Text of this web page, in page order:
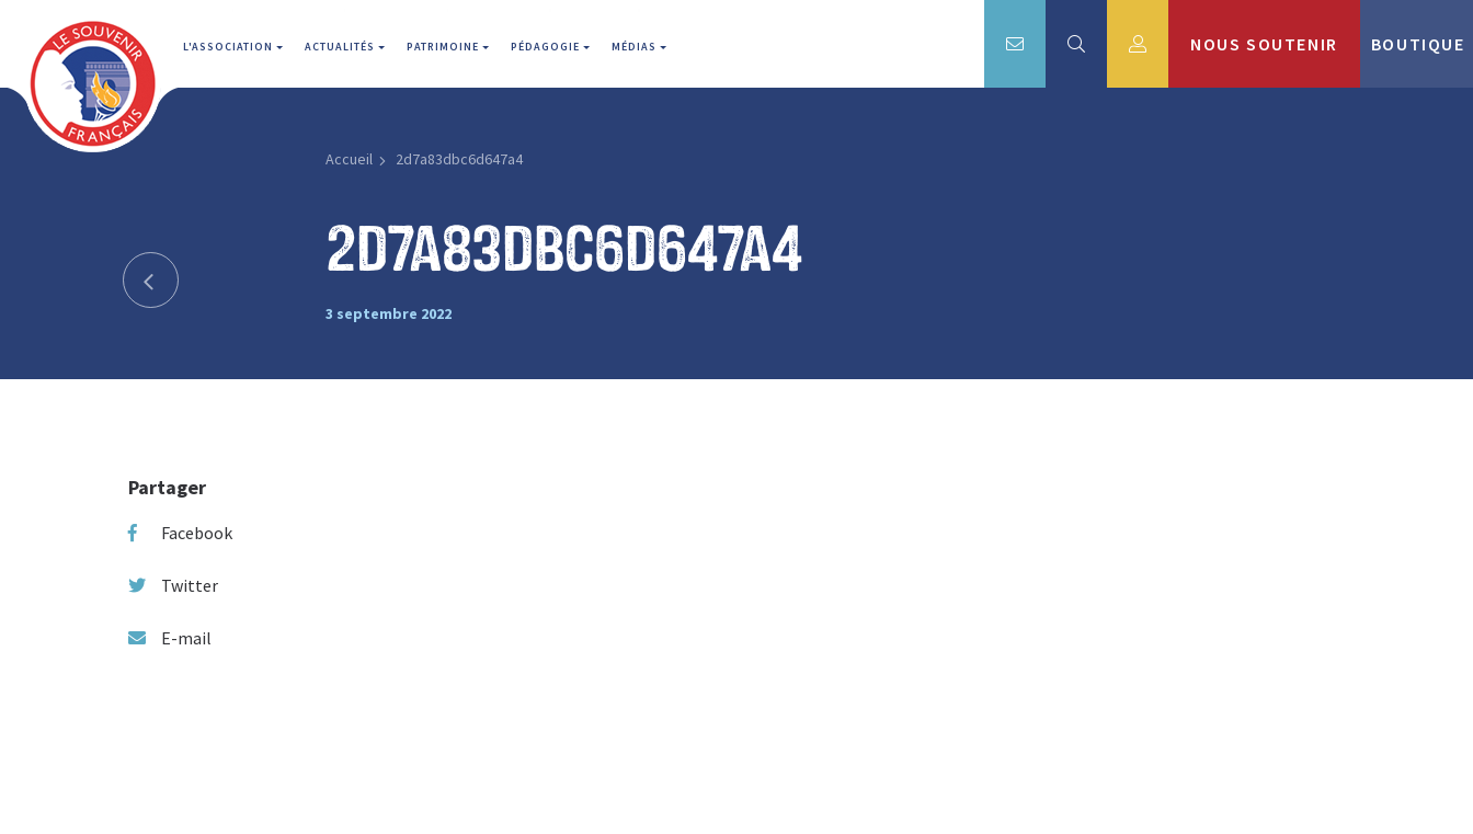
L'ASSOCIATION ACTUALITÉS PATRIMOINE PÉDAGOGIE MÉDIAS NOUS SOUTENIR BOUTIQUE
Accueil 2d7a83dbc6d647a4
2d7a83dbc6d647a4
3 septembre 2022
Partager
Facebook
Twitter
E-mail